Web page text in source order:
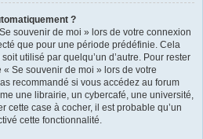
?
souvenir de moi » lors de votre connexion
que pour une période prédéfinie. Cela
utilisé par quelqu’un d’autre. Pour rester
Se souvenir de moi » lors de votre
recommandé si vous accédez au forum
une librairie, un cybercafé, une université,
cette case à cocher, il est probable qu’un
cette fonctionnalité.